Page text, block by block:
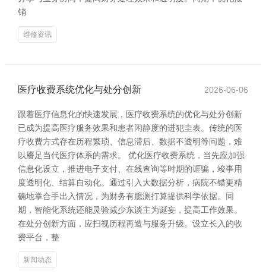
销
维修资讯
医疗收费系统优化与处分创新 2026-06-06
跟着医疗信息化的快速发展，医疗收费系统的优化与处分创新
已成为提高医疗服务效果和患者闲静度的进犯圭表。传统的医
疗收费方式存在历程繁琐、信息滞后、数据不透明等问题，难
以餍足当代医疗体系的需求。 优化医疗收费系统，当先应加强
信息化设立，推进电子支付、在线查询等时期的诓骗，竣事用
度透明化、结算自动化。通过引入大数据分析，病院不错更精
确地掌合手出入情况，为财务有臆测打算提供科学依据。同
期，智能化系统还能灵验减少东谈主为诞妄，提高工作效果。
在处分创新方面，应扫视历程再造与服务升级。设立长入的收
费平台，整
新闻动态